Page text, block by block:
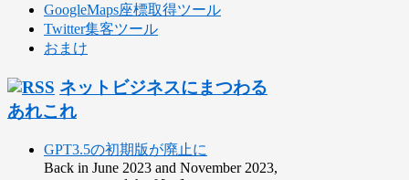
GoogleMaps座標取得ツール
Twitter集客ツール
おまけ
ネットビジネスにまつわる
あれこれ
GPT3.5の初期版が廃止に
Back in June 2023 and November 2023,